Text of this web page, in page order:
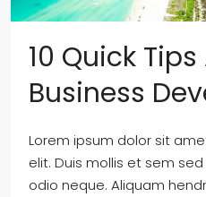
10 Quick
Business
Lorem ipsum dolor sit
elit. Duis mollis et sem
odio neque. Aliquam